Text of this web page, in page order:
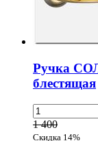
Ручка
блестящая
1 400
Скидка 14%